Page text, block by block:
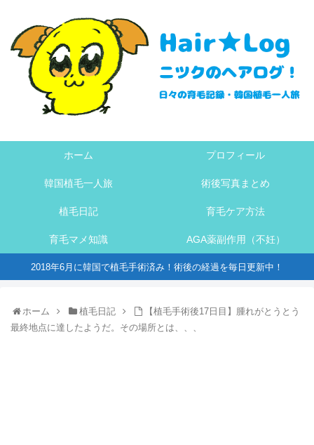
ホーム プロフィール
韓国植毛一人旅 術後写真まとめ
植毛日記 育毛ケア方法
育毛マメ知識 AGA薬副作用（不妊）
2018年6月に韓国で植毛手術済み！術後の経過を毎日更新中！
ホーム 植毛日記
【植毛手術後17日目】腫れがとうとう
最終地点に達したようだ。その場所とは、、、